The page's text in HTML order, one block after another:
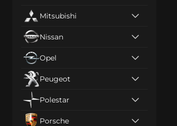
Mitsubishi
Nissan
Opel
Peugeot
Polestar
Porsche